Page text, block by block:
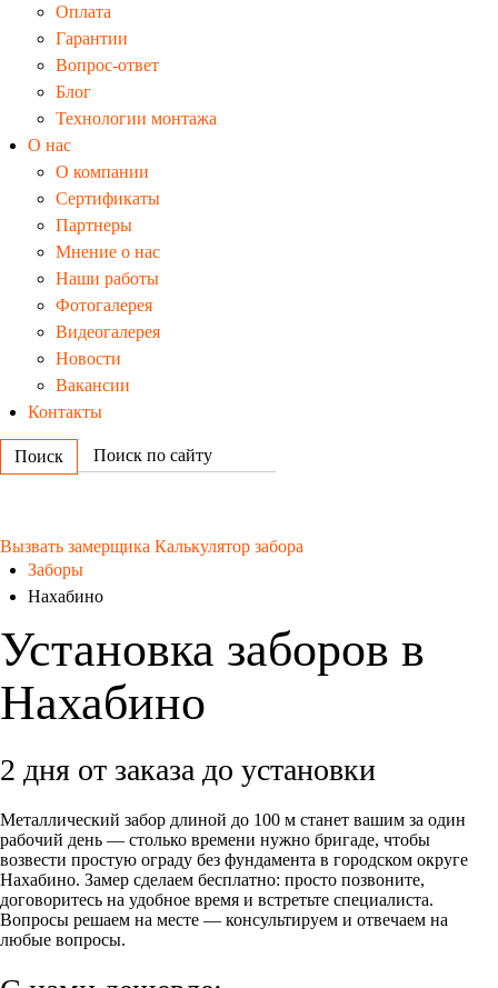
Оплата
Гарантии
Вопрос-ответ
Блог
Технологии монтажа
О нас
О компании
Сертификаты
Партнеры
Мнение о нас
Наши работы
Фотогалерея
Видеогалерея
Новости
Вакансии
Контакты
Поиск
Вызвать замерщика Калькулятор забора
Заборы
Нахабино
Установка заборов в
Нахабино
2 дня от заказа до установки
Металлический забор длиной до 100 м станет вашим за один
рабочий день — столько времени нужно бригаде, чтобы
возвести простую ограду без фундамента в городском округе
Нахабино. Замер сделаем бесплатно: просто позвоните,
договоритесь на удобное время и встретьте специалиста.
Вопросы решаем на месте — консультируем и отвечаем на
любые вопросы.